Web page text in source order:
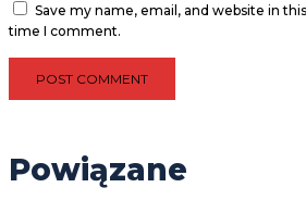
Save my name, email, and website in
time I comment.
Powiązane